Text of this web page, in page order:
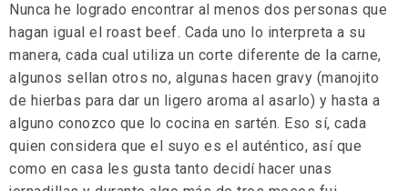
Nunca he logrado encontrar al menos dos personas que
hagan igual el roast beef. Cada uno lo interpreta a su
manera, cada cual utiliza un corte diferente de la carne,
algunos sellan otros no, algunas hacen gravy (manojito
de hierbas para dar un ligero aroma al asarlo) y hasta a
alguno conozco que lo cocina en sartén. Eso sí, cada
quien considera que el suyo es el auténtico, así que
como en casa les gusta tanto decidí hacer unas